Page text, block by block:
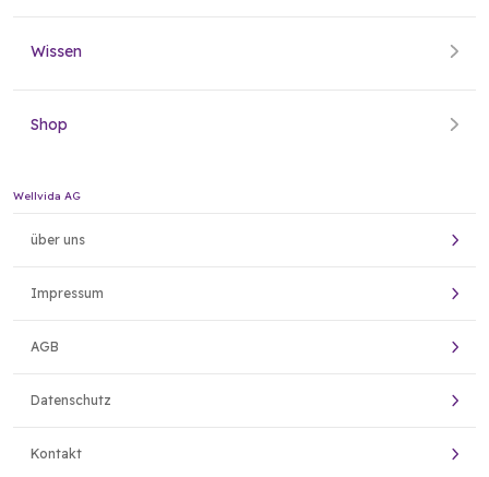
Wissen
Shop
Wellvida AG
über uns
Impressum
AGB
Datenschutz
Kontakt